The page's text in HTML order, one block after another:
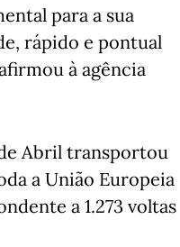
para a sua
rápido e pontual
à agência
Abril transportou
a União Europeia
a 1.273 voltas